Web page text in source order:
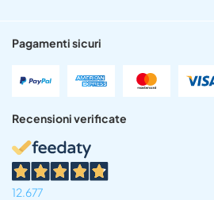
Pagamenti sicuri
Recensioni verificate
12.677